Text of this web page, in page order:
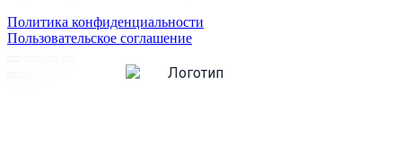
Политика конфиденциальности
Пользовательское соглашение